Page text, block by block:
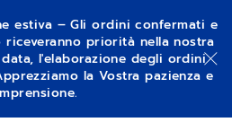
estiva – Gli ordini confermati e
priorità nella nostra
l'elaborazione degli ordini
la Vostra pazienza e
AGGIUNGI AL CARRELLO